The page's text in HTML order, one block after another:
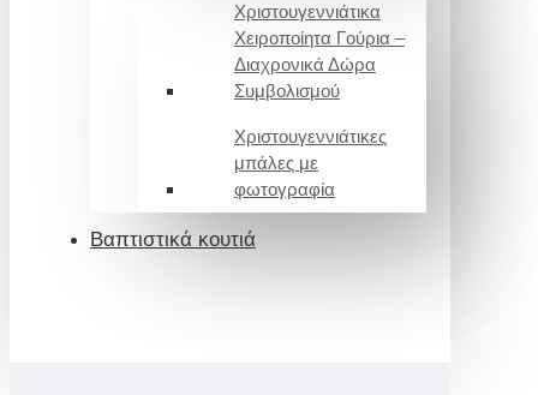
Χριστουγεννιάτικα
Χειροποίητα Γούρια –
Διαχρονικά Δώρα
Συμβολισμού
Χριστουγεννιάτικες
μπάλες με
φωτογραφία
Βαπτιστικά κουτιά